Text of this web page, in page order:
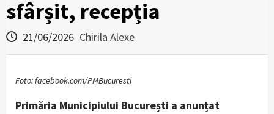
sfârșit, recepția
21/06/2026 Chirila Alexe
Foto: facebook.com/PMBucuresti
Primăria Municipiului București a anunțat